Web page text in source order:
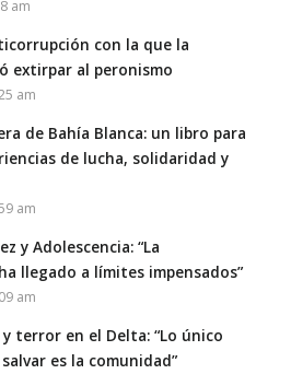
am
con la que la
extirpar al peronismo
am
de Bahía Blanca: un libro para
de lucha, solidaridad y
am
y Adolescencia: “La
llegado a límites impensados”
am
terror en el Delta: “Lo único
es la comunidad”